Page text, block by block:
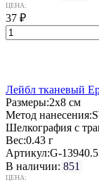
ЦЕНА:
37 ₽
Лейбл тканевый
Размеры:2х8 см
Метод нанесения:
Шелкография с
Вес:0.43 г
Артикул:G-
В наличии: 851
ЦЕНА: